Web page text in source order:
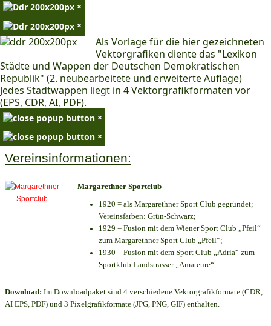
×
×
Als Vorlage für die hier gezeichneten
Vektorgrafiken diente das "Lexikon
Städte und Wappen der Deutschen Demokratischen
Republik" (2. neubearbeitete und erweiterte Auflage)
Jedes Stadtwappen liegt in 4 Vektorgrafikformaten vor
(EPS, CDR, AI, PDF).
×
×
Vereinsinformationen:
Margarethner Sportclub
1920 = als Margarethner Sport Club gegründet;
Vereinsfarben: Grün-Schwarz;
1929 = Fusion mit dem Wiener Sport Club „Pfeil“
zum Margarethner Sport Club „Pfeil“;
1930 = Fusion mit dem Sport Club „Adria“ zum
Sportklub Landstrasser „Amateure“
Download: Im Downloadpaket sind 4 verschiedene Vektorgrafikformate (CDR,
AI EPS, PDF) und 3 Pixelgrafikformate (JPG, PNG, GIF) enthalten.